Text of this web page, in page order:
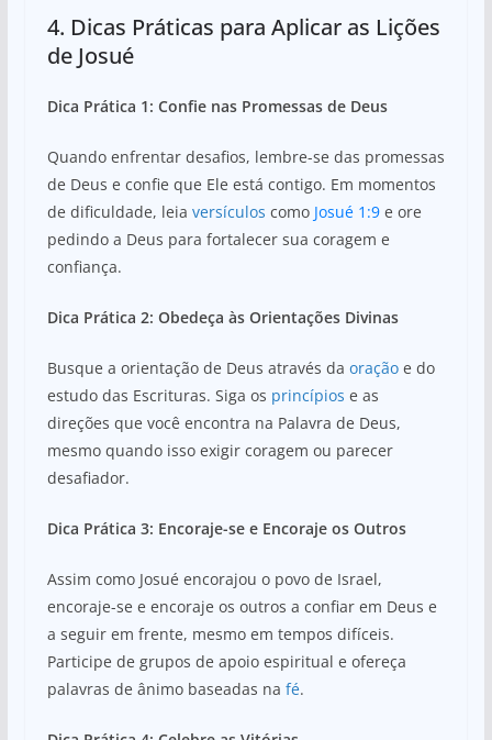
4. Dicas Práticas para Aplicar as Lições
de Josué
Dica Prática 1: Confie nas Promessas de Deus
Quando enfrentar desafios, lembre-se das promessas
de Deus e confie que Ele está contigo. Em momentos
de dificuldade, leia versículos como Josué 1:9e ore
pedindo a Deus para fortalecer sua coragem e
confiança.
Dica Prática 2: Obedeça às Orientações Divinas
Busque a orientação de Deus através da oraçãoe do
estudo das Escrituras. Siga os princípios e as
direções que você encontra na Palavra de Deus,
mesmo quando isso exigir coragem ou parecer
desafiador.
Dica Prática 3: Encoraje-se e Encoraje os Outros
Assim como Josué encorajou o povo de Israel,
encoraje-se e encoraje os outros a confiar em Deus e
a seguir em frente, mesmo em tempos difíceis.
Participe de grupos de apoio espiritual e ofereça
palavras de ânimo baseadas na fé.